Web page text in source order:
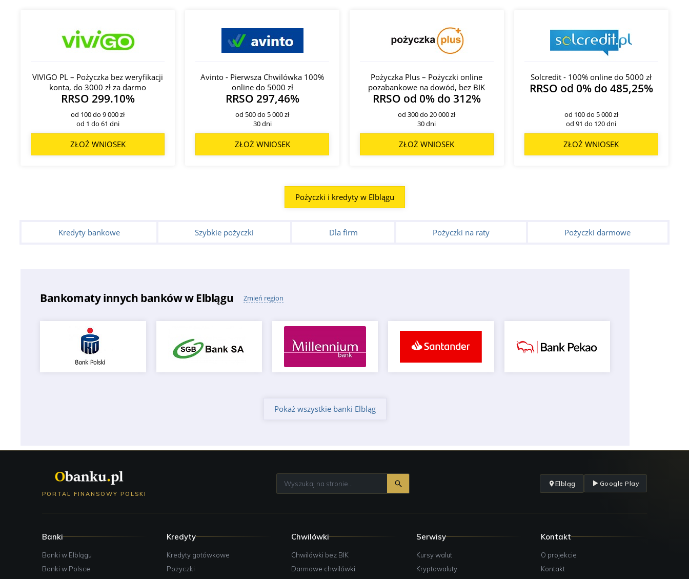
VIVIGO PL – Pożyczka bez weryfikacji
konta, do 3000 zł za darmo
RRSO 299.10%
od 100 do 9 000 zł
od 1 do 61 dni
ZŁOŻ WNIOSEK
Avinto - Pierwsza Chwilówka 100%
online do 5000 zł
RRSO 297,46%
od 500 do 5 000 zł
30 dni
ZŁOŻ WNIOSEK
Pożyczka Plus – Pożyczki online
pozabankowe na dowód, bez BIK
RRSO od 0% do 312%
od 300 do 20 000 zł
30 dni
ZŁOŻ WNIOSEK
Solcredit - 100% online do 5000 zł
RRSO od 0% do 485,25%
od 100 do 5 000 zł
od 91 do 120 dni
ZŁOŻ WNIOSEK
Pożyczki i kredyty w Elblągu
Kredyty bankowe Szybkie pożyczki Dla firm Pożyczki na raty Pożyczki darmowe
Bankomaty innych banków w Elblągu Zmień region
Pokaż wszystkie banki Elbląg
PORTAL FINANSOWY POLSKI
Elbląg Google Play
Banki
Banki w Elblągu
Banki w Polsce
Kredyty
Kredyty gotówkowe
Pożyczki
Chwilówki
Chwilówki bez BIK
Darmowe chwilówki
Serwisy
Kursy walut
Kryptowaluty
Kontakt
O projekcie
Kontakt